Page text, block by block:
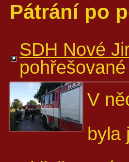
Pátrání po
SDH Nové
V
byla